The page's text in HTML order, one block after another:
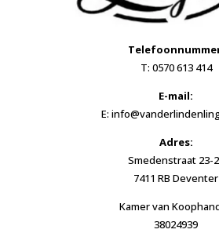
T: 0570 613 414
E-mail:
E:
Adres:
Smedenstraat 23-
7411 RB Deventer
Kamer van
38024939